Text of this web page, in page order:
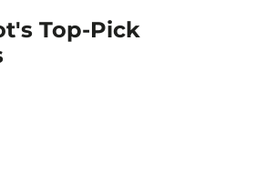
Top-Pick